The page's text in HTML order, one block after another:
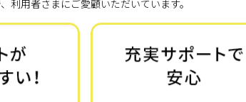
利用者さまにご愛顧いただいています。